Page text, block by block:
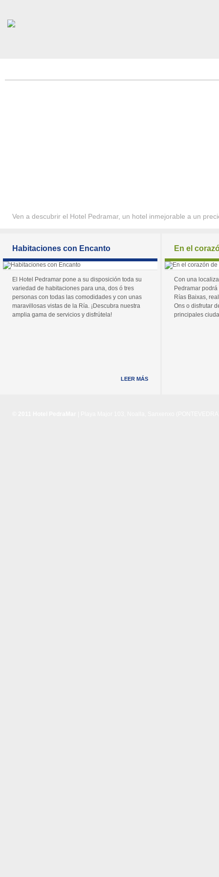
Ven a descubrir el Hotel Pedramar, un hotel inmejorable a un
Habitaciones con Encanto
El Hotel Pedramar pone a su disposición toda su
variedad de habitaciones para una, dos ó tres
personas con todas las comodidades y con unas
maravillosas vistas de la Ría. ¡Descubra nuestra
amplia gama de servicios y disfrútela!
LEER MÁS
En el
Con una
Pedramar
Rías Baixas,
Ons o disfrutar
principales